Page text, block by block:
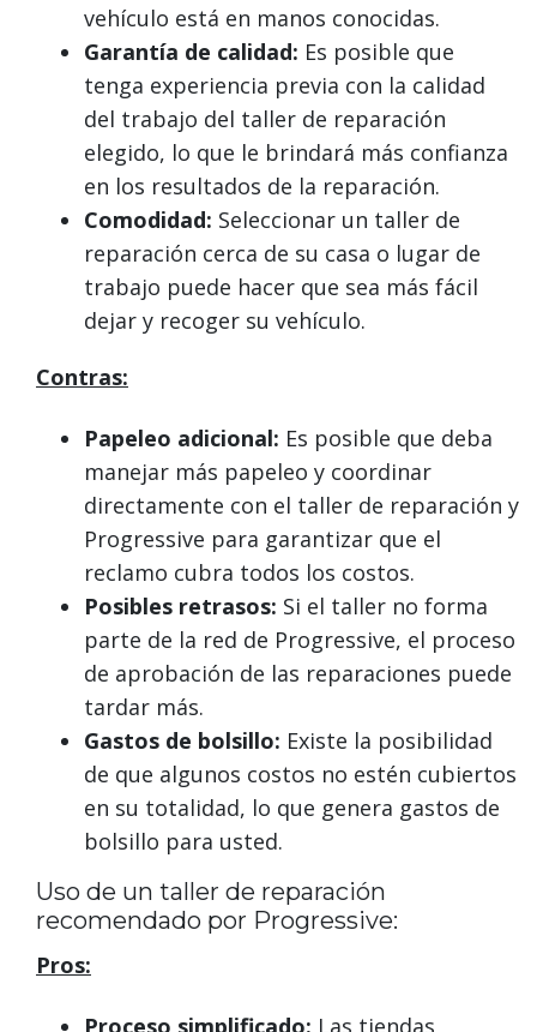
vehículo está en manos conocidas.
Garantía de calidad: Es posible que
tenga experiencia previa con la calidad
del trabajo del taller de reparación
elegido, lo que le brindará más confianza
en los resultados de la reparación.
Comodidad: Seleccionar un taller de
reparación cerca de su casa o lugar de
trabajo puede hacer que sea más fácil
dejar y recoger su vehículo.
Contras:
Papeleo adicional: Es posible que deba
manejar más papeleo y coordinar
directamente con el taller de reparación y
Progressive para garantizar que el
reclamo cubra todos los costos.
Posibles retrasos: Si el taller no forma
parte de la red de Progressive, el proceso
de aprobación de las reparaciones puede
tardar más.
Gastos de bolsillo: Existe la posibilidad
de que algunos costos no estén cubiertos
en su totalidad, lo que genera gastos de
bolsillo para usted.
Uso de un taller de reparación
recomendado por Progressive:
Pros:
Proceso simplificado: Las tiendas